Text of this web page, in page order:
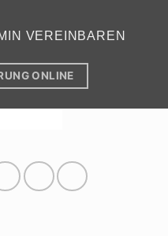
VEREINBAREN
ONLINE